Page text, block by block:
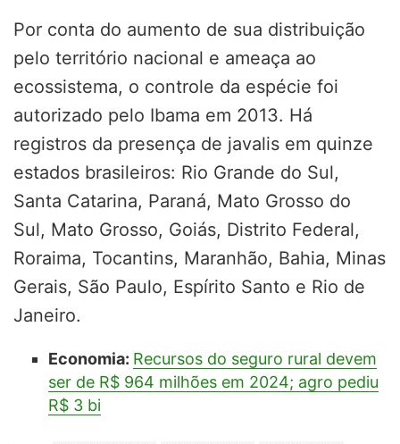
Por conta do aumento de sua distribuição
pelo território nacional e ameaça ao
ecossistema, o controle da espécie foi
autorizado pelo Ibama em 2013. Há
registros da presença de javalis em quinze
estados brasileiros: Rio Grande do Sul,
Santa Catarina, Paraná, Mato Grosso do
Sul, Mato Grosso, Goiás, Distrito Federal,
Roraima, Tocantins, Maranhão, Bahia, Minas
Gerais, São Paulo, Espírito Santo e Rio de
Janeiro.
Economia: Recursos do seguro rural devem
ser de R$ 964 milhões em 2024; agro pediu
R$ 3 bi